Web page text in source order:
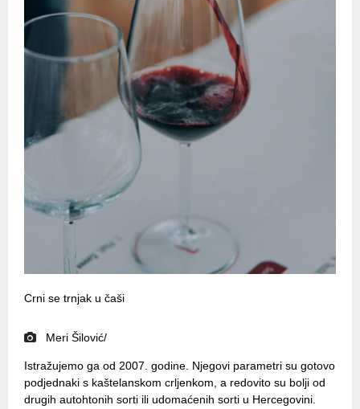
Crni se trnjak u čaši
Meri Šilović/
Istražujemo ga od 2007. godine. Njegovi parametri su gotovo
podjednaki s kaštelanskom crljenkom, a redovito su bolji od
drugih autohtonih sorti ili udomaćenih sorti u Hercegovini.